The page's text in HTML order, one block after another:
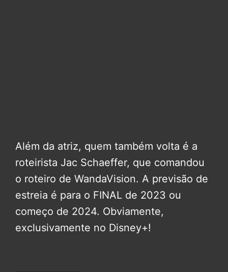
Além da atriz, quem também volta é a
roteirista Jac Schaeffer, que comandou
o roteiro de WandaVision. A previsão de
estreia é para o FINAL de 2023 ou
começo de 2024. Obviamente,
exclusivamente no Disney+!